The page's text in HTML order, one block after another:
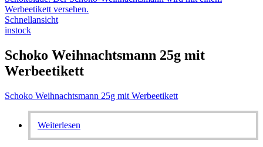
Schnellansicht
instock
Schoko Weihnachtsmann 25g mit
Werbeetikett
Schoko Weihnachtsmann 25g mit Werbeetikett
Weiterlesen